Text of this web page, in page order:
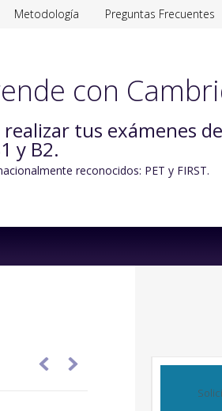
Metodología Preguntas Frecuentes
con
tus exámenes
y B2.
reconocidos: PET y FIRST.
 